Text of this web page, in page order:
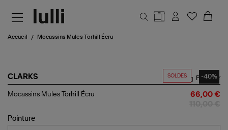
Accueil Mocassins Mules Torhill Écru
SOLDES -40%
CLARKS
Mocassins
Écru
Partager
Mocassins Mules Torhill Écru 66,00 €
Pointure